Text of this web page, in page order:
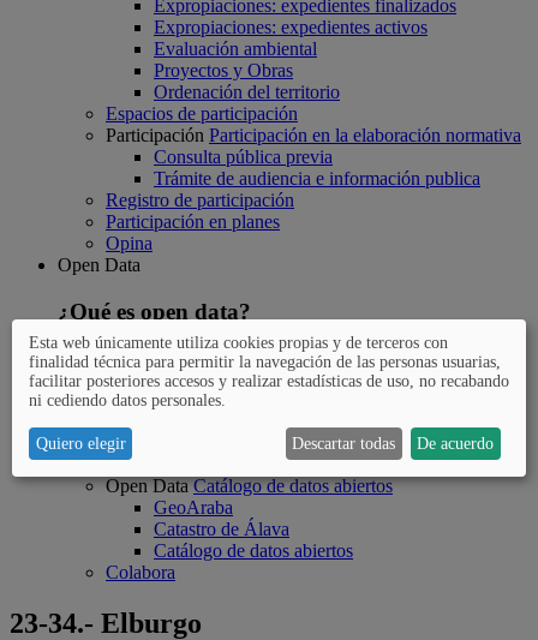
Expropiaciones: expedientes finalizados
Expropiaciones: expedientes activos
Evaluación ambiental
Proyectos y Obras
Ordenación del territorio
Espacios de participación
Participación Participación en la elaboración normativa
Consulta pública previa
Trámite de audiencia e información publica
Registro de participación
Participación en planes
Opina
Open Data
¿Qué es open data?
La Diputación foral de Álava persigue con la iniciativa Open
Data (datos abiertos) que los datos y la información pública
estén disponibles para el conjunto de la ciudadanía.
Open Data
¿Qué es Open Data?
Preguntas más frecuentes
Open Data Catálogo de datos abiertos
GeoAraba
Catastro de Álava
Catálogo de datos abiertos
Colabora
23-34.- Elburgo
Esta web únicamente utiliza cookies propias y de terceros con
finalidad técnica para permitir la navegación de las personas usuarias,
facilitar posteriores accesos y realizar estadísticas de uso, no recabando
ni cediendo datos personales.
Quiero elegir Descartar todas De acuerdo